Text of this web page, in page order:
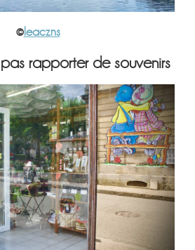
©leaczns
rapporter de souvenirs